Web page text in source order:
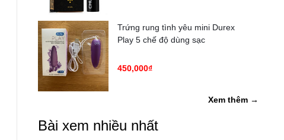
Trứng rung tình yêu mini Durex
Play 5 chế độ dùng sạc
450,000₫
Xem thêm →
Bài xem nhiều nhất